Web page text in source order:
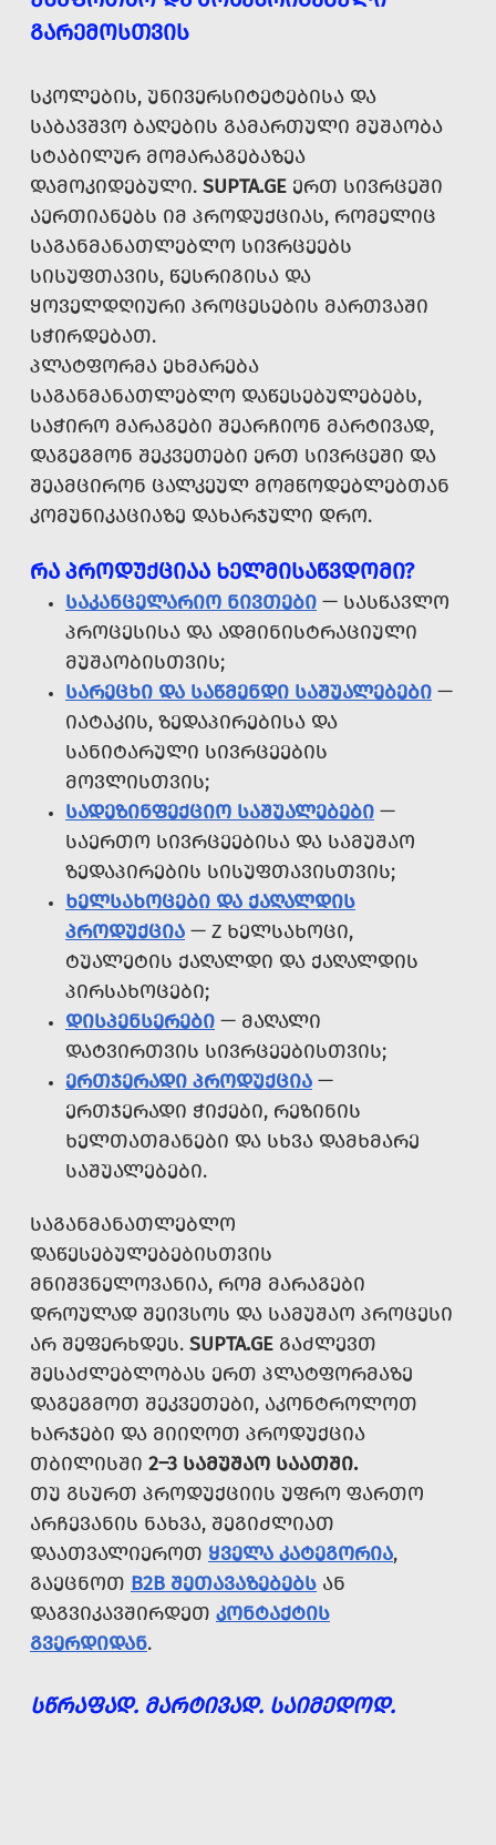
ᲒᲐᲠᲔᲛᲝᲡᲗᲕᲘᲡ
ᲡᲙᲝᲚᲔᲑᲘᲡ, ᲣᲜᲘᲕᲔᲠᲡᲘᲢᲔᲢᲔᲑᲘᲡᲐ ᲓᲐ
ᲡᲐᲑᲐᲕᲨᲕᲝ ᲑᲐᲦᲔᲑᲘᲡ ᲒᲐᲛᲐᲠᲗᲣᲚᲘ ᲛᲣᲨᲐᲝᲑᲐ
ᲡᲢᲐᲑᲘᲚᲣᲠ ᲛᲝᲛᲐᲠᲐᲒᲔᲑᲐᲖᲔᲐ
ᲓᲐᲛᲝᲙᲘᲓᲔᲑᲣᲚᲘ. SUPTA.GE ᲔᲠᲗ ᲡᲘᲕᲠᲪᲔᲨᲘ
ᲐᲔᲠᲗᲘᲐᲜᲔᲑᲡ ᲘᲛ ᲞᲠᲝᲓᲣᲥᲪᲘᲐᲡ, ᲠᲝᲛᲔᲚᲘᲪ
ᲡᲐᲒᲐᲜᲛᲐᲜᲐᲗᲚᲔᲑᲚᲝ ᲡᲘᲕᲠᲪᲔᲔᲑᲡ
ᲡᲘᲡᲣᲤᲗᲐᲕᲘᲡ, ᲬᲔᲡᲠᲘᲒᲘᲡᲐ ᲓᲐ
ᲧᲝᲕᲔᲚᲓᲦᲘᲣᲠᲘ ᲞᲠᲝᲪᲔᲡᲔᲑᲘᲡ ᲛᲐᲠᲗᲕᲐᲨᲘ
ᲡᲭᲘᲠᲓᲔᲑᲐᲗ.
ᲞᲚᲐᲢᲤᲝᲠᲛᲐ ᲔᲮᲛᲐᲠᲔᲑᲐ
ᲡᲐᲒᲐᲜᲛᲐᲜᲐᲗᲚᲔᲑᲚᲝ ᲓᲐᲬᲔᲡᲔᲑᲣᲚᲔᲑᲔᲑᲡ,
ᲡᲐᲭᲘᲠᲝ ᲛᲐᲠᲐᲒᲔᲑᲘ ᲨᲔᲐᲠᲩᲘᲝᲜ ᲛᲐᲠᲢᲘᲕᲐᲓ,
ᲓᲐᲒᲔᲒᲛᲝᲜ ᲨᲔᲙᲕᲔᲗᲔᲑᲘ ᲔᲠᲗ ᲡᲘᲕᲠᲪᲔᲨᲘ ᲓᲐ
ᲨᲔᲐᲛᲪᲘᲠᲝᲜ ᲪᲐᲚᲙᲔᲣᲚ ᲛᲝᲛᲬᲝᲓᲔᲑᲚᲔᲑᲗᲐᲜ
ᲙᲝᲛᲣᲜᲘᲙᲐᲪᲘᲐᲖᲔ ᲓᲐᲮᲐᲠᲯᲣᲚᲘ ᲓᲠᲝ.
ᲠᲐ ᲞᲠᲝᲓᲣᲥᲪᲘᲐᲐ ᲮᲔᲚᲛᲘᲡᲐᲬᲕᲓᲝᲛᲘ?
ᲡᲐᲙᲐᲜᲪᲔᲚᲐᲠᲘᲝ ᲜᲘᲕᲗᲔᲑᲘ — ᲡᲐᲡᲬᲐᲕᲚᲝ
ᲞᲠᲝᲪᲔᲡᲘᲡᲐ ᲓᲐ ᲐᲓᲛᲘᲜᲘᲡᲢᲠᲐᲪᲘᲣᲚᲘ
ᲛᲣᲨᲐᲝᲑᲘᲡᲗᲕᲘᲡ;
ᲡᲐᲠᲔᲪᲮᲘ ᲓᲐ ᲡᲐᲬᲛᲔᲜᲓᲘ ᲡᲐᲨᲣᲐᲚᲔᲑᲔᲑᲘ —
ᲘᲐᲢᲐᲙᲘᲡ, ᲖᲔᲓᲐᲞᲘᲠᲔᲑᲘᲡᲐ ᲓᲐ
ᲡᲐᲜᲘᲢᲐᲠᲣᲚᲘ ᲡᲘᲕᲠᲪᲔᲔᲑᲘᲡ
ᲛᲝᲕᲚᲘᲡᲗᲕᲘᲡ;
ᲡᲐᲓᲔᲖᲘᲜᲤᲔᲥᲪᲘᲝ ᲡᲐᲨᲣᲐᲚᲔᲑᲔᲑᲘ —
ᲡᲐᲔᲠᲗᲝ ᲡᲘᲕᲠᲪᲔᲔᲑᲘᲡᲐ ᲓᲐ ᲡᲐᲛᲣᲨᲐᲝ
ᲖᲔᲓᲐᲞᲘᲠᲔᲑᲘᲡ ᲡᲘᲡᲣᲤᲗᲐᲕᲘᲡᲗᲕᲘᲡ;
ᲮᲔᲚᲡᲐᲮᲝᲪᲔᲑᲘ ᲓᲐ ᲥᲐᲦᲐᲚᲓᲘᲡ
ᲞᲠᲝᲓᲣᲥᲪᲘᲐ — Z ᲮᲔᲚᲡᲐᲮᲝᲪᲘ,
ᲢᲣᲐᲚᲔᲢᲘᲡ ᲥᲐᲦᲐᲚᲓᲘ ᲓᲐ ᲥᲐᲦᲐᲚᲓᲘᲡ
ᲞᲘᲠᲡᲐᲮᲝᲪᲔᲑᲘ;
ᲓᲘᲡᲞᲔᲜᲡᲔᲠᲔᲑᲘ — ᲛᲐᲦᲐᲚᲘ
ᲓᲐᲢᲕᲘᲠᲗᲕᲘᲡ ᲡᲘᲕᲠᲪᲔᲔᲑᲘᲡᲗᲕᲘᲡ;
ᲔᲠᲗᲯᲔᲠᲐᲓᲘ ᲞᲠᲝᲓᲣᲥᲪᲘᲐ —
ᲔᲠᲗᲯᲔᲠᲐᲓᲘ ᲭᲘᲥᲔᲑᲘ, ᲠᲔᲖᲘᲜᲘᲡ
ᲮᲔᲚᲗᲐᲗᲛᲐᲜᲔᲑᲘ ᲓᲐ ᲡᲮᲕᲐ ᲓᲐᲛᲮᲛᲐᲠᲔ
ᲡᲐᲨᲣᲐᲚᲔᲑᲔᲑᲘ.
ᲡᲐᲒᲐᲜᲛᲐᲜᲐᲗᲚᲔᲑᲚᲝ
ᲓᲐᲬᲔᲡᲔᲑᲣᲚᲔᲑᲔᲑᲘᲡᲗᲕᲘᲡ
ᲛᲜᲘᲨᲕᲜᲔᲚᲝᲕᲐᲜᲘᲐ, ᲠᲝᲛ ᲛᲐᲠᲐᲒᲔᲑᲘ
ᲓᲠᲝᲣᲚᲐᲓ ᲨᲔᲘᲕᲡᲝᲡ ᲓᲐ ᲡᲐᲛᲣᲨᲐᲝ ᲞᲠᲝᲪᲔᲡᲘ
ᲐᲠ ᲨᲔᲤᲔᲠᲮᲓᲔᲡ. SUPTA.GE ᲒᲐᲫᲚᲔᲕᲗ
ᲨᲔᲡᲐᲫᲚᲔᲑᲚᲝᲑᲐᲡ ᲔᲠᲗ ᲞᲚᲐᲢᲤᲝᲠᲛᲐᲖᲔ
ᲓᲐᲒᲔᲒᲛᲝᲗ ᲨᲔᲙᲕᲔᲗᲔᲑᲘ, ᲐᲙᲝᲜᲢᲠᲝᲚᲝᲗ
ᲮᲐᲠᲯᲔᲑᲘ ᲓᲐ ᲛᲘᲘᲦᲝᲗ ᲞᲠᲝᲓᲣᲥᲪᲘᲐ
ᲗᲑᲘᲚᲘᲡᲨᲘ 2–3 ᲡᲐᲛᲣᲨᲐᲝ ᲡᲐᲐᲗᲨᲘ.
ᲗᲣ ᲒᲡᲣᲠᲗ ᲞᲠᲝᲓᲣᲥᲪᲘᲘᲡ ᲣᲤᲠᲝ ᲤᲐᲠᲗᲝ
ᲐᲠᲩᲔᲕᲐᲜᲘᲡ ᲜᲐᲮᲕᲐ, ᲨᲔᲒᲘᲫᲚᲘᲐᲗ
ᲓᲐᲐᲗᲕᲐᲚᲘᲔᲠᲝᲗ ᲧᲕᲔᲚᲐ ᲙᲐᲢᲔᲒᲝᲠᲘᲐ,
ᲒᲐᲔᲪᲜᲝᲗ B2B ᲨᲔᲗᲐᲕᲐᲖᲔᲑᲔᲑᲡ ᲐᲜ
ᲓᲐᲒᲕᲘᲙᲐᲕᲨᲘᲠᲓᲔᲗ ᲙᲝᲜᲢᲐᲥᲢᲘᲡ
ᲒᲕᲔᲠᲓᲘᲓᲐᲜ.
ᲡᲬᲠᲐᲤᲐᲓ. ᲛᲐᲠᲢᲘᲕᲐᲓ. ᲡᲐᲘᲛᲔᲓᲝᲓ.